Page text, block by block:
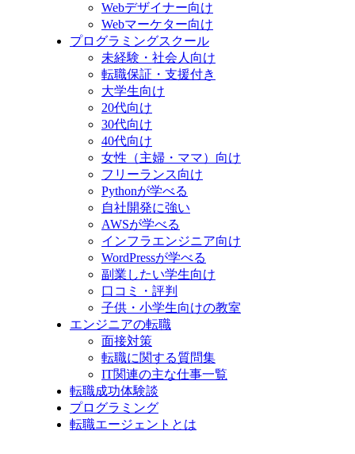
Webデザイナー向け
Webマーケター向け
プログラミングスクール
未経験・社会人向け
転職保証・支援付き
大学生向け
20代向け
30代向け
40代向け
女性（主婦・ママ）向け
フリーランス向け
Pythonが学べる
自社開発に強い
AWSが学べる
インフラエンジニア向け
WordPressが学べる
副業したい学生向け
口コミ・評判
子供・小学生向けの教室
エンジニアの転職
面接対策
転職に関する質問集
IT関連の主な仕事一覧
転職成功体験談
プログラミング
転職エージェントとは